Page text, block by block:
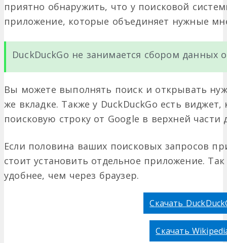
приятно обнаружить, что у поисковой
приложение, которые объединяет нужные
DuckDuckGo не занимается сбором данных
Вы можете выполнять поиск и открывать
же вкладке. Также у DuckDuckGo есть
поисковую строку от Google в верхней части
Если половина ваших поисковых запросов
стоит установить отдельное приложение.
удобнее, чем через браузер.
Скачать
Скачать